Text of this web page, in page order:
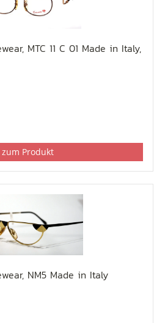
MTC 11 C 01 Made in Italy,
zum Produkt
NM5 Made in Italy